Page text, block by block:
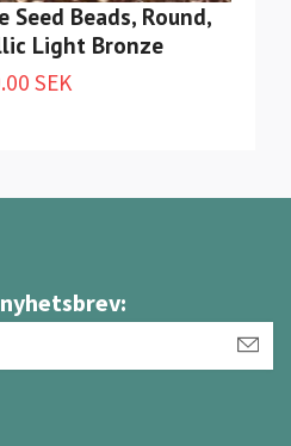
Seed Beads, Round,
Light Bronze
SEK